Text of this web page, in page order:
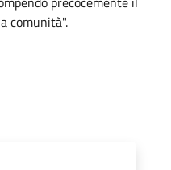
comunità".